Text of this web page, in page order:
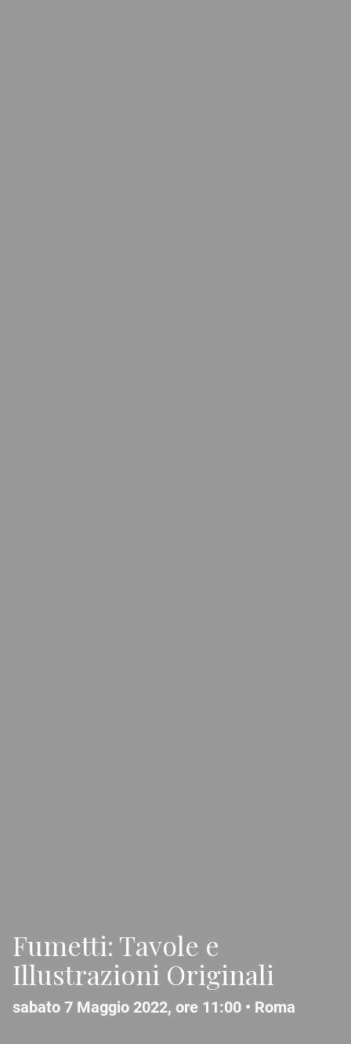
Fumetti: Tavole e
Illustrazioni Originali
sabato 7 Maggio 2022, ore 11:00 • Roma